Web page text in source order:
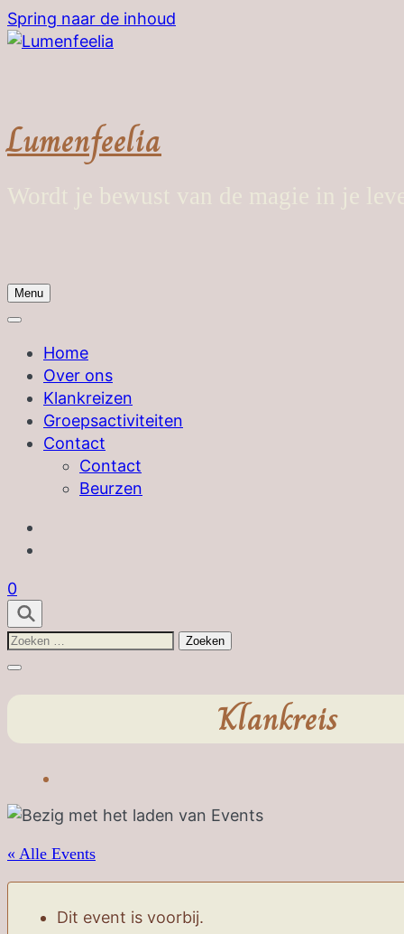
Spring naar de inhoud
Lumenfeelia
Menu
Home
Over ons
Klankreizen
Groepsactiviteiten
Contact
Contact
Beurzen
0
Zoeken
naar:
Klankreis
« Alle Events
Dit event is voorbij.